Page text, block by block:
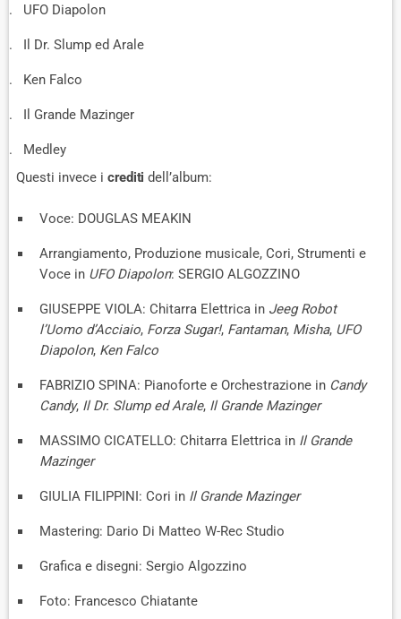
UFO Diapolon
Il Dr. Slump ed Arale
Ken Falco
Il Grande Mazinger
Medley
Questi invece i crediti dell’album:
Voce: DOUGLAS MEAKIN
Arrangiamento, Produzione musicale, Cori, Strumenti e
Voce in UFO Diapolon: SERGIO ALGOZZINO
GIUSEPPE VIOLA: Chitarra Elettrica in Jeeg Robot
l’Uomo d’Acciaio, Forza Sugar!, Fantaman, Misha, UFO
Diapolon, Ken Falco
FABRIZIO SPINA: Pianoforte e Orchestrazione in Candy
Candy, Il Dr. Slump ed Arale, Il Grande Mazinger
MASSIMO CICATELLO: Chitarra Elettrica in Il Grande
Mazinger
GIULIA FILIPPINI: Cori in Il Grande Mazinger
Mastering: Dario Di Matteo W-Rec Studio
Grafica e disegni: Sergio Algozzino
Foto: Francesco Chiatante